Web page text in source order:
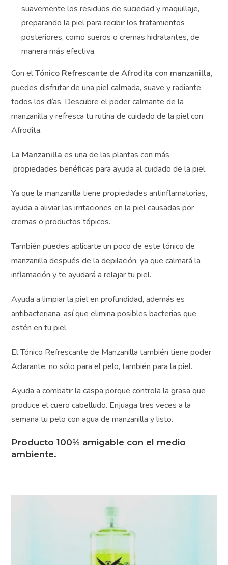
la piel con una apariencia más tranquila y uniforme.
Prepara la Piel para el Cuidado:El tónico elimina
suavemente los residuos de suciedad y maquillaje,
preparando la piel para recibir los tratamientos
posteriores, como sueros o cremas hidratantes, de
manera más efectiva.
Con elTónico Refrescante de Afrodita con
manzanilla,puedes disfrutar de una piel calmada, suave
y radiante todos los días. Descubre el poder calmante
propiedades benéficas para ayuda al cuidado de la piel.
Ya que la manzanilla tiene propiedades antinflamatorias,
cremas o productos tópicos.
También puedes aplicarte un poco de este tónico de
inflamación y te ayudará a relajar tu piel.
Ayuda a limpiar la piel en profundidad, además es
poder Aclarante, no sólo para el pelo, también para la
piel.
Ayuda a combatir la caspa porque controla la grasa que
produce el cuero cabelludo. Enjuaga tres veces a la
¿Deseas
ayuda
¡Suscríbete y
transforma tus
decoración y
tu piel!
ofertas especiales?
Suscríbete a nuestros
correos y empieza a
Para que tus
Pesebres sean únicos
Para
de decoración